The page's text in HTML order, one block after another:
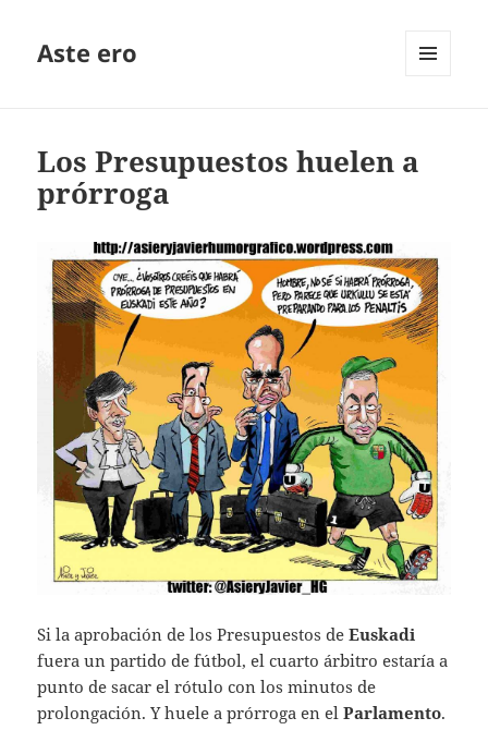
Aste ero
Los Presupuestos huelen a
prórroga
Si la aprobación de los Presupuestos de Euskadi
fuera un partido de fútbol, el cuarto árbitro estaría a
punto de sacar el rótulo con los minutos de
prolongación. Y huele a prórroga en elParlamento.